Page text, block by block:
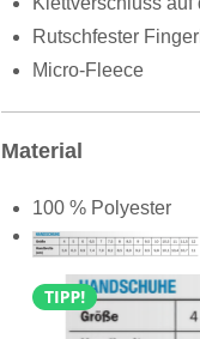
Rutschfester
Micro-Fleece
Material
100 % Polyester